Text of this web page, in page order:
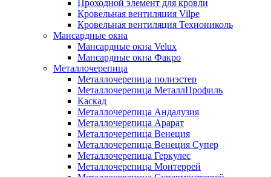
Проходной элемент для кровли
Кровельная вентиляция Vilpe
Кровельная вентиляция Технониколь
Мансардные окна
Мансардные окна Velux
Мансардные окна Факро
Металлочерепица
Металлочерепица полиэстер
Металлочерепица МеталлПрофиль
Каскад
Металлочерепица Андалузия
Металлочерепица Арарат
Металлочерепица Венеция
Металлочерепица Венеция Супер
Металлочерепица Геркулес
Металлочерепица Монтеррей